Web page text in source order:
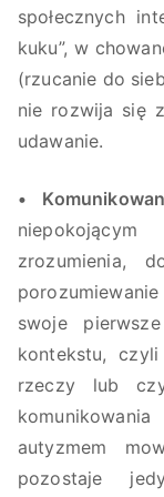
społecznych
kuku”, w
(rzucanie do
nie rozwija się
udawanie.
•
zrozumienia,
swoje
kontekstu,
rzeczy lub
autyzmem
pozostaje